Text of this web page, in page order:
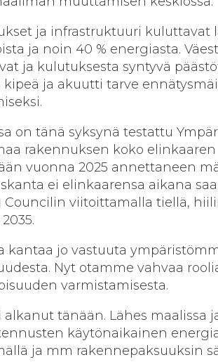
ja infrastruktuuri kuluttavat
ja noin 40 % energiasta.
ja kulutuksesta syntyvä
kipeä ja akuutti tarve
on tänä syksynä testattu
rakennuksen koko
vuonna 2025 annettaneen
ei elinkaarensa aikana
Councilin viitoittamalla tiellä,
kantaa jo vastuuta
Nyt otamme vahvaa
varmistamisesta.
alkanut tänään. Lähes maalissa
käytönaikainen
ja mm rakennepaksuuksin